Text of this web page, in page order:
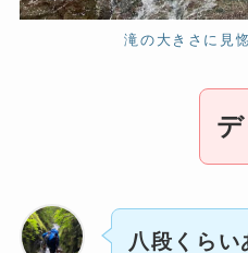
滝の大きさに見
八段くらい